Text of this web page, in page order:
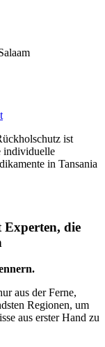
ist
individuelle
in Tansania
die
aus der Ferne,
Regionen, um
aus erster Hand zu